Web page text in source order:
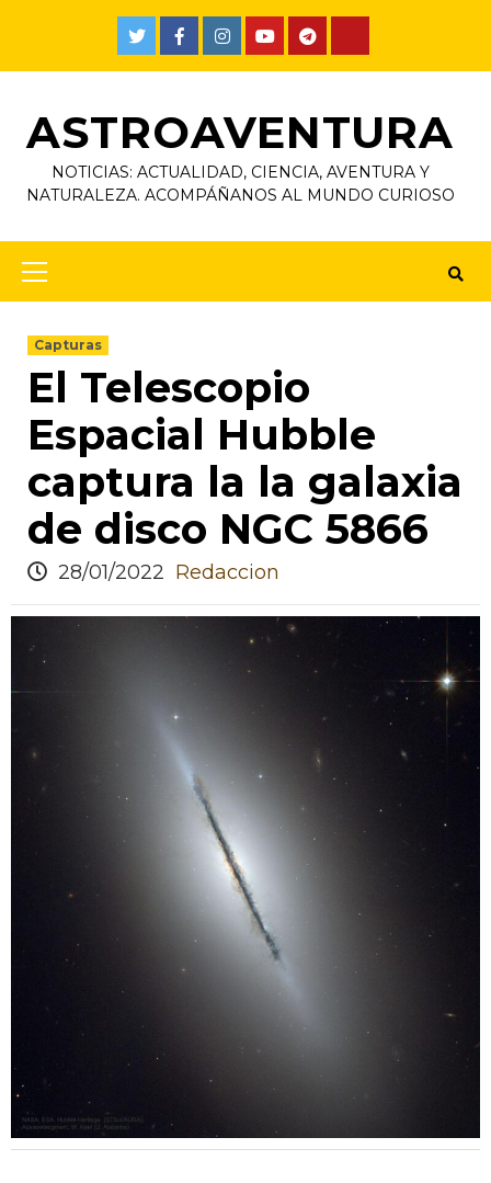
ASTROAVENTURA
NOTICIAS: ACTUALIDAD, CIENCIA, AVENTURA Y
NATURALEZA. ACOMPÁÑANOS AL MUNDO CURIOSO
Capturas
El Telescopio
Espacial Hubble
captura la la galaxia
de disco NGC 5866
28/01/2022 Redaccion